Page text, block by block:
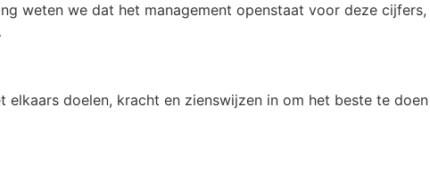
weten we dat het management openstaat voor deze
elkaars doelen, kracht en zienswijzen in om het beste te